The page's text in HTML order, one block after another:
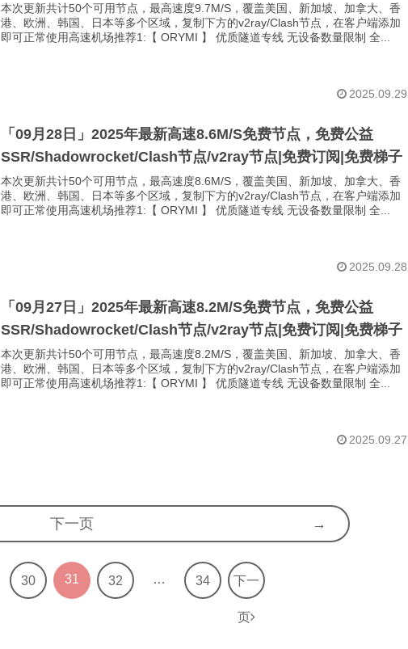
本次更新共计50个可用节点，最高速度9.7M/S，覆盖美国、新加坡、加拿大、香
港、欧洲、韩国、日本等多个区域，复制下方的v2ray/Clash节点，在客户端添加
即可正常使用高速机场推荐1:【 ORYMI 】 优质隧道专线 无设备数量限制 全...
2025.09.29
「09月28日」2025年最新高速8.6M/S免费节点，免费公益
SSR/Shadowrocket/Clash节点/v2ray节点|免费订阅|免费梯子
本次更新共计50个可用节点，最高速度8.6M/S，覆盖美国、新加坡、加拿大、香
港、欧洲、韩国、日本等多个区域，复制下方的v2ray/Clash节点，在客户端添加
即可正常使用高速机场推荐1:【 ORYMI 】 优质隧道专线 无设备数量限制 全...
2025.09.28
「09月27日」2025年最新高速8.2M/S免费节点，免费公益
SSR/Shadowrocket/Clash节点/v2ray节点|免费订阅|免费梯子
本次更新共计50个可用节点，最高速度8.2M/S，覆盖美国、新加坡、加拿大、香
港、欧洲、韩国、日本等多个区域，复制下方的v2ray/Clash节点，在客户端添加
即可正常使用高速机场推荐1:【 ORYMI 】 优质隧道专线 无设备数量限制 全...
2025.09.27
下一页
30 31 32 … 34 下一
页